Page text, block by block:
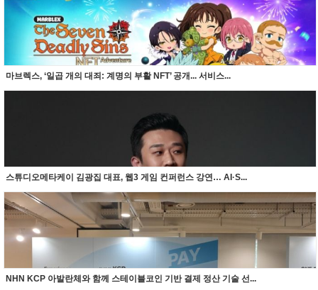
마브렉스, ‘일곱 개의 대죄: 계명의 부활 NFT’ 공개... 서비스...
스튜디오메타케이 김광집 대표, 웹3 게임 컨퍼런스 강연… AI·S...
NHN KCP 아발란체와 함께 스테이블코인 기반 결제 정산 기술 선...